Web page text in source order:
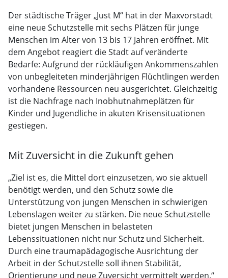
Der städtische Träger „Just M“ hat in der Maxvorstadt
eine neue Schutzstelle mit sechs Plätzen für junge
Menschen im Alter von 13 bis 17 Jahren eröffnet. Mit
dem Angebot reagiert die Stadt auf veränderte
Bedarfe: Aufgrund der rückläufigen Ankommenszahlen
von unbegleiteten minderjährigen Flüchtlingen werden
vorhandene Ressourcen neu ausgerichtet. Gleichzeitig
ist die Nachfrage nach Inobhutnahmeplätzen für
Kinder und Jugendliche in akuten Krisensituationen
gestiegen.
Mit Zuversicht in die Zukunft gehen
„Ziel ist es, die Mittel dort einzusetzen, wo sie aktuell
benötigt werden, und den Schutz sowie die
Unterstützung von jungen Menschen in schwierigen
Lebenslagen weiter zu stärken. Die neue Schutzstelle
bietet jungen Menschen in belasteten
Lebenssituationen nicht nur Schutz und Sicherheit.
Durch eine traumapädagogische Ausrichtung der
Arbeit in der Schutzstelle soll ihnen Stabilität,
Orientierung und neue Zuversicht vermittelt werden.“